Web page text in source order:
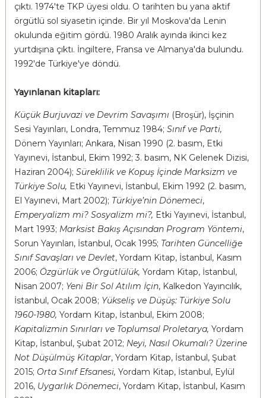
çıktı. 1974'te TKP üyesi oldu. O tarihten bu yana aktif
örgütlü sol siyasetin içinde. Bir yıl Moskova'da Lenin
okulunda eğitim gördü. 1980 Aralık ayında ikinci kez
yurtdışına çıktı. İngiltere, Fransa ve Almanya'da bulundu.
1992'de Türkiye'ye döndü.
Yayınlanan kitapları:
Küçük Burjuvazi ve Devrim Savaşımı (Broşür), İşçinin
Sesi Yayınları, Londra, Temmuz 1984; Sınıf ve Parti,
Dönem Yayınları; Ankara, Nisan 1990 (2. basım, Etki
Yayınevi, İstanbul, Ekim 1992; 3. basım, NK Gelenek Dizisi,
Haziran 2004); Süreklilik ve Kopuş İçinde Marksizm ve
Türkiye Solu, Etki Yayınevi, İstanbul, Ekim 1992 (2. basım,
El Yayınevi, Mart 2002); Türkiye’nin Dönemeci,
Emperyalizm mi? Sosyalizm mi?, Etki Yayınevi, İstanbul,
Mart 1993; Marksist Bakış Açısından Program Yöntemi,
Sorun Yayınları, İstanbul, Ocak 1995; Tarihten Güncelliğe
Sınıf Savaşları ve Devlet, Yordam Kitap, İstanbul, Kasım
2006; Özgürlük ve Örgütlülük, Yordam Kitap, İstanbul,
Nisan 2007; Yeni Bir Sol Atılım İçin, Kalkedon Yayıncılık,
İstanbul, Ocak 2008; Yükseliş ve Düşüş: Türkiye Solu
1960-1980, Yordam Kitap, İstanbul, Ekim 2008;
Kapitalizmin Sınırları ve Toplumsal Proletarya, Yordam
Kitap, İstanbul, Şubat 2012; Neyi, Nasıl Okumalı? Üzerine
Not Düşülmüş Kitaplar, Yordam Kitap, İstanbul, Şubat
2015; Orta Sınıf Efsanesi, Yordam Kitap, İstanbul, Eylül
2016, Uygarlık Dönemeci, Yordam Kitap, İstanbul, Kasım